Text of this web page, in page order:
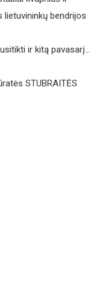
lietuvininkų bendrijos
ir kitą pavasarį…
STUBRAITĖS